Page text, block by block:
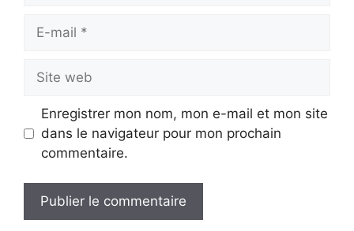
mail
web
Enregistrer mon nom, mon e-mail et mon site
dans le navigateur pour mon prochain
commentaire.